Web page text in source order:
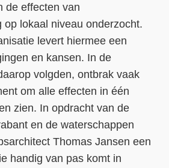
de effecten van
op lokaal niveau onderzocht.
levert hiermee een
en kansen. In de
volgden, ontbrak vaak
om alle effecten in één
zien. In opdracht van de
en de waterschappen
Thomas Jansen een
handig van pas komt in